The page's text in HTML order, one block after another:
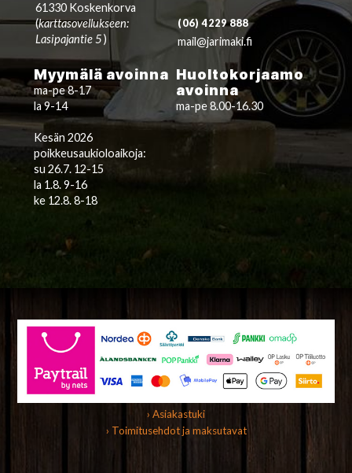
61330 Koskenkorva
(karttasovellukseen:
Lasipajantie 5)
(06) 4229 888
mail@jarimaki.fi
Myymälä avoinna
ma-pe 8-17
la 9-14
Kesän 2026
poikkeusaukioloaikoja:
su 26.7. 12-15
la 1.8. 9-16
ke 12.8. 8-18
Huoltokorjaamo
avoinna
ma-pe 8.00-16.30
› Asiakastuki
› Toimitusehdot ja maksutavat